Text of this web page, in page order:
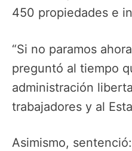
450 propiedades e
“Si no paramos
preguntó al tiempo
administración
trabajadores y al
Asimismo,